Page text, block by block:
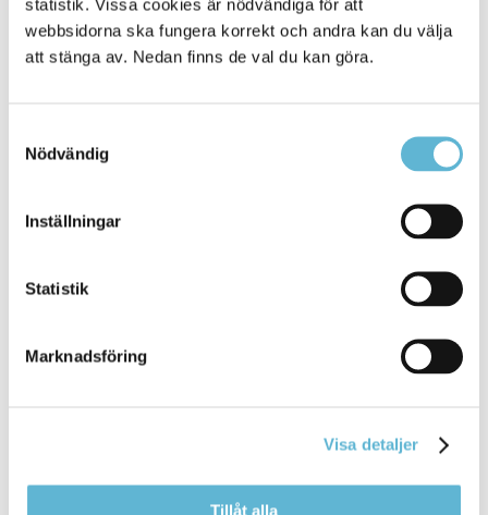
statistik. Vissa cookies är nödvändiga för att
webbsidorna ska fungera korrekt och andra kan du välja
att stänga av. Nedan finns de val du kan göra.
Nödvändig
Inställningar
Statistik
Marknadsföring
Visa detaljer
Tillåt alla
Sidan senast uppdaterad:den 2 April 2024
Kommentera
Besöksadress